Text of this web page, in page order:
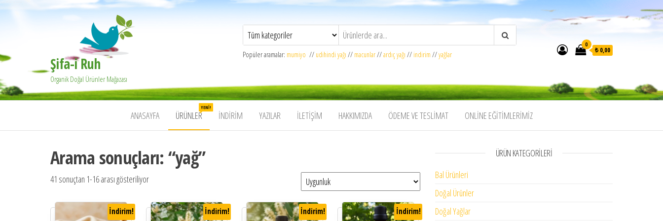
Şifa-i Ruh
Organik Doğal Ürünler Mağazası
Popüler aramalar: mumiyo // udihindi yağı // macunlar//ardıç yağı // indirim //yağlar
0
₺ 0,00
ANASAYFA ÜRÜNLER
YENI!
İNDIRIM YAZILAR İLETIŞIM HAKKIMIZDA ÖDEME VE TESLIMAT ONLINE EĞITIMLERIMIZ
Arama sonuçları: “yağ”
41 sonuçtan 1-16 arası gösteriliyor
İndirim! İndirim! İndirim! İndirim!
ÜRÜN KATEGORILERI
Bal Ürünleri
Doğal Ürünler
Doğal Yağlar